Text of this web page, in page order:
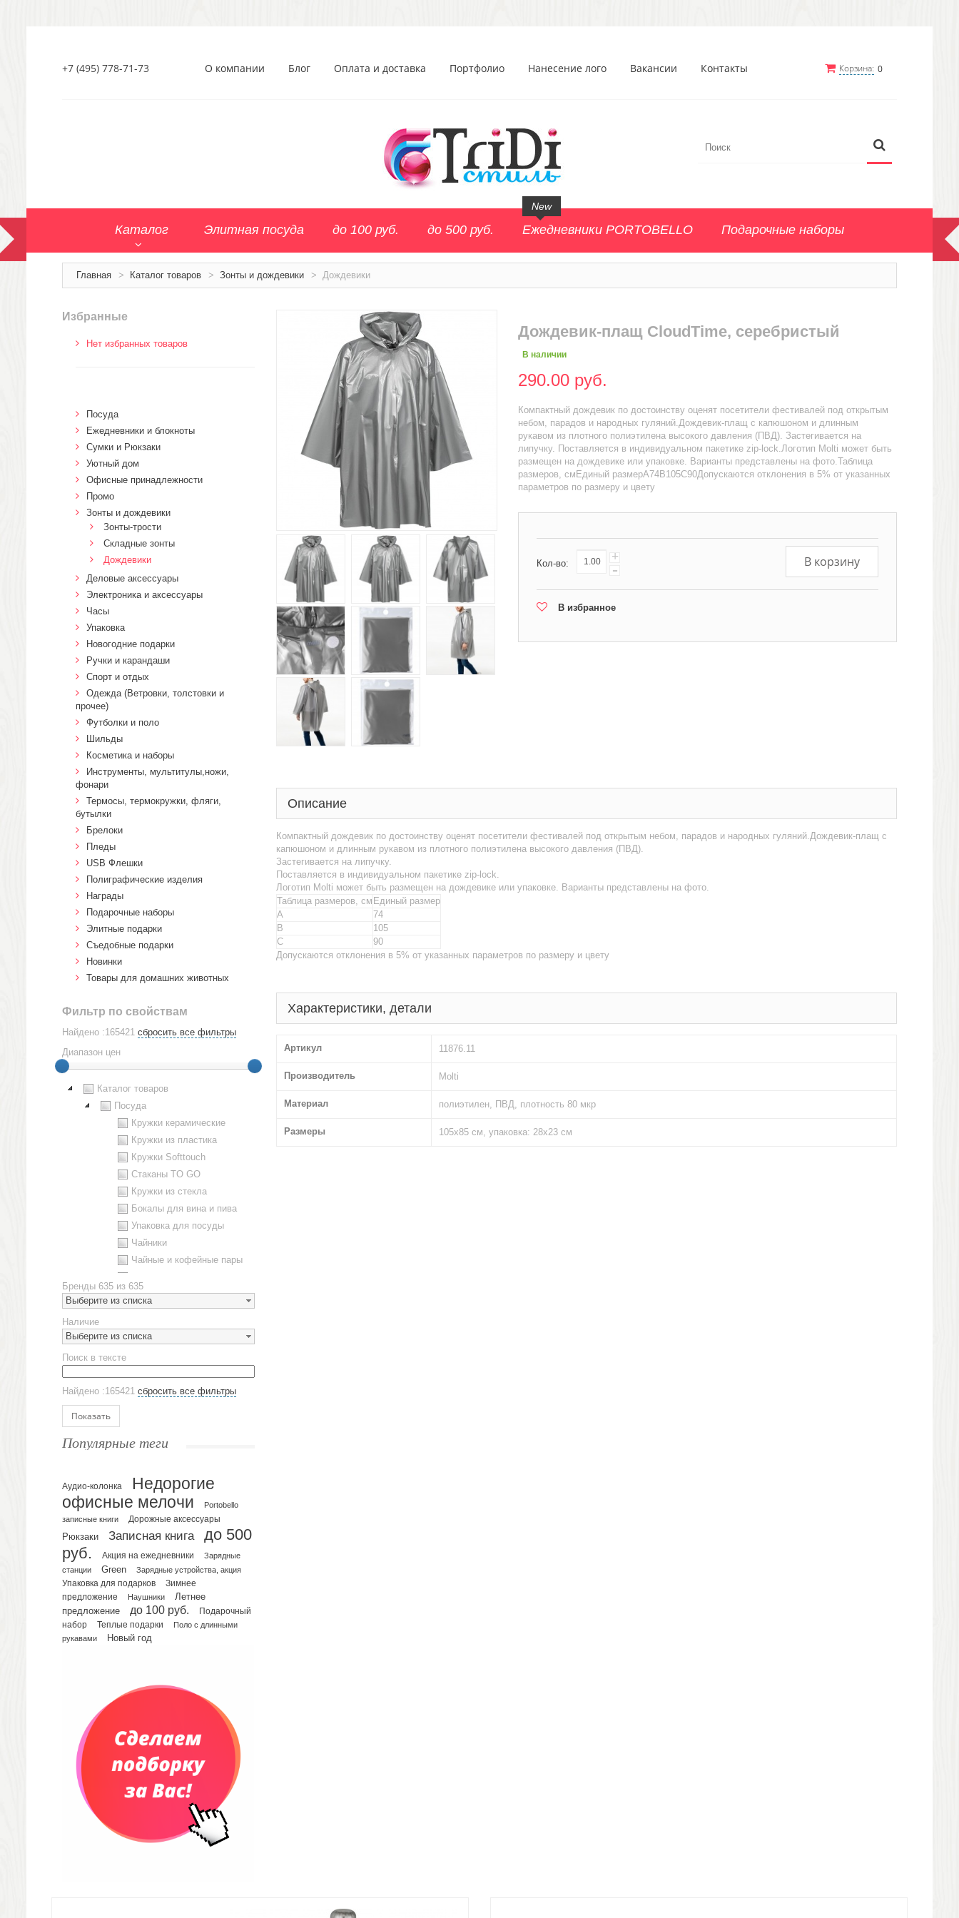
Корзина: 0
+7 (495) 778-71-73 О компании Блог Оплата и доставка Портфолио Нанесение лого Вакансии Контакты
Каталог Элитная посуда до 100 руб. до 500 руб. Ежедневники PORTOBELLO
New
Подарочные наборы
Главная > Каталог товаров > Зонты и дождевики > Дождевики
Дождевик-плащ CloudTime, серебристый
В наличии
290.00 руб.
Компактный дождевик по достоинству оценят посетители фестивалей под открытым
небом, парадов и народных гуляний.Дождевик-плащ с капюшоном и длинным
рукавом из плотного полиэтилена высокого давления (ПВД). Застегивается на
липучку. Поставляется в индивидуальном пакетике zip-lock.Логотип Molti может быть
размещен на дождевике или упаковке. Варианты представлены на фото.Таблица
размеров, смЕдиный размерA74B105C90Допускаются отклонения в 5% от указанных
параметров по размеру и цвету
Кол-во: +
- В корзину
В избранное
Описание
Компактный дождевик по достоинству оценят посетители фестивалей под открытым небом, парадов и народных гуляний.Дождевик-плащ с
капюшоном и длинным рукавом из плотного полиэтилена высокого давления (ПВД).
Застегивается на липучку.
Поставляется в индивидуальном пакетике zip-lock.
Логотип Molti может быть размещен на дождевике или упаковке. Варианты представлены на фото.
Таблица размеров, см Единый размер
A
74
B
105
C
90
Допускаются отклонения в 5% от указанных параметров по размеру и цвету
Характеристики, детали
Артикул 11876.11
Производитель Molti
Материал полиэтилен, ПВД, плотность 80 мкр
Размеры 105х85 см, упаковка: 28х23 см
Избранные
Нет избранных товаров
Посуда
Ежедневники и блокноты
Сумки и Рюкзаки
Уютный дом
Офисные принадлежности
Промо
Зонты и дождевики
Зонты-трости
Складные зонты
Дождевики
Деловые аксессуары
Электроника и аксессуары
Часы
Упаковка
Новогодние подарки
Ручки и карандаши
Спорт и отдых
Одежда (Ветровки, толстовки и
прочее)
Футболки и поло
Шильды
Косметика и наборы
Инструменты, мультитулы,ножи,
фонари
Термосы, термокружки, фляги,
бутылки
Брелоки
Пледы
USB Флешки
Полиграфические изделия
Награды
Подарочные наборы
Элитные подарки
Cъедобные подарки
Новинки
Товары для домашних животных
Фильтр по свойствам
Найдено :165421 сбросить все фильтры
Диапазон цен
Каталог товаров
Посуда
Кружки керамические
Кружки из пластика
Кружки Softtouch
Стаканы TO GO
Кружки из стекла
Бокалы для вина и пива
Упаковка для посуды
Чайники
Чайные и кофейные пары
Наборы посуды
Предметы сервировки
Стаканы
Эко кружки
ЕВРОПОСУДА
Аксессуары
Ежедневники и блокноты
Датированные ежедневники
Планинги и телефонные книжки
Планинги датированные
Планинги недатированные
Телефонные книжки
Еженедельники
Органайзер на ежедневник
Сумки и Рюкзаки
Сумки для планшетов и ноутбуков
Рюкзаки
Конференц-сумки
Несессеры и косметички
Сумки спортивные
Портфели
Чехлы для планшетов и ноутбуков
Сумка на пояс или шею
Аксессуары
Женские сумки
Текстиль для ванной комнаты
Бренды 635 из 635
Выберите из списка
Наличие
Выберите из списка
Поиск в тексте
Найдено :165421 сбросить все фильтры
Показать
Популярные теги
Аудио-колонка
Недорогие
офисные мелочи
Portobello
записные книги
Дорожные аксессуары
Рюкзаки Записная книга
до 500
руб.
Акция на ежедневники
Зарядные
станции
Green Зарядные устройства, акция
Упаковка для подарков
Зимнее
предложение
Наушники
Летнее
предложение
до 100 руб.
Подарочный
набор
Теплые подарки
Поло с длинными
рукавами
Новый год